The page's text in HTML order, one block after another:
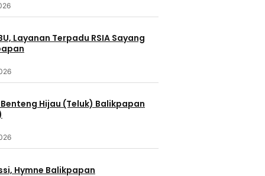
Layanan Terpadu RSIA Sayang
Hijau (Teluk) Balikpapan
Hymne Balikpapan